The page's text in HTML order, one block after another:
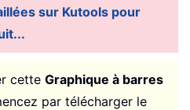
sur Kutools pour
cette Graphique à barres
par télécharger le